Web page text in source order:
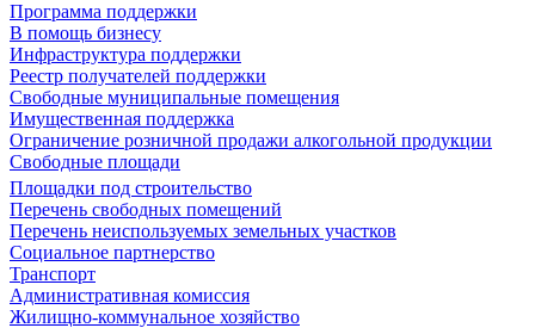
Программа поддержки
В помощь бизнесу
Инфраструктура поддержки
Реестр получателей поддержки
Свободные муниципальные помещения
Имущественная поддержка
Ограничение розничной продажи алкогольной продукции
Свободные площади
Площадки под строительство
Перечень свободных помещений
Перечень неиспользуемых земельных участков
Социальное партнерство
Транспорт
Административная комиссия
Жилищно-коммунальное хозяйство